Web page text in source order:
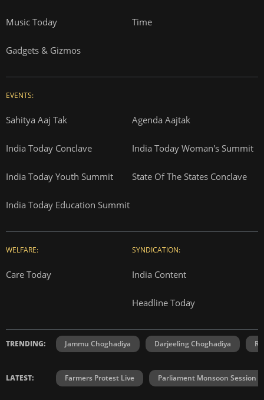
Music Today Time
Gadgets & Gizmos
EVENTS:
Sahitya Aaj Tak Agenda Aajtak
India Today Conclave India Today Woman's Summit
India Today Youth Summit State Of The States Conclave
India Today Education Summit
WELFARE:
Care Today
SYNDICATION:
India Content
Headline Today
TRENDING: Jammu Choghadiya Darjeeling Choghadiya
LATEST: Farmers Protest Live Parliament Monsoon Session